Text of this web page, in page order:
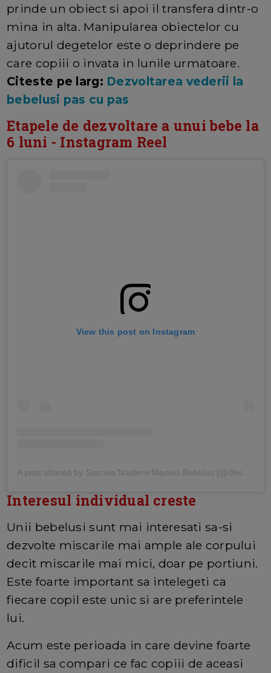
prinde un obiect si apoi il transfera dintr-o
mina in alta. Manipularea obiectelor cu
ajutorul degetelor este o deprindere pe
care copiii o invata in lunile urmatoare.
Citeste pe larg: Dezvoltarea vederii la
bebelusi pas cu pas
Etapele de dezvoltare a unui bebe la
6 luni - Instagram Reel
View this post on Instagram
Interesul individual creste
Unii bebelusi sunt mai interesati sa-si
dezvolte miscarile mai ample ale corpului
decit miscarile mai mici, doar pe portiuni.
Este foarte important sa intelegeti ca
fiecare copil este unic si are preferintele
lui.
Acum este perioada in care devine foarte
dificil sa compari ce fac copiii de aceasi